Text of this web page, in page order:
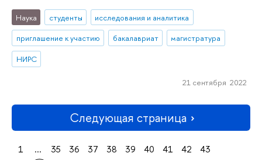
Наука студенты
исследования и аналитика
приглашение к участию
бакалавриат
магистратура
НИРС
21 сентября 2022
Следующая страница
1 ... 35 36 37 38 39 40 41 42
43